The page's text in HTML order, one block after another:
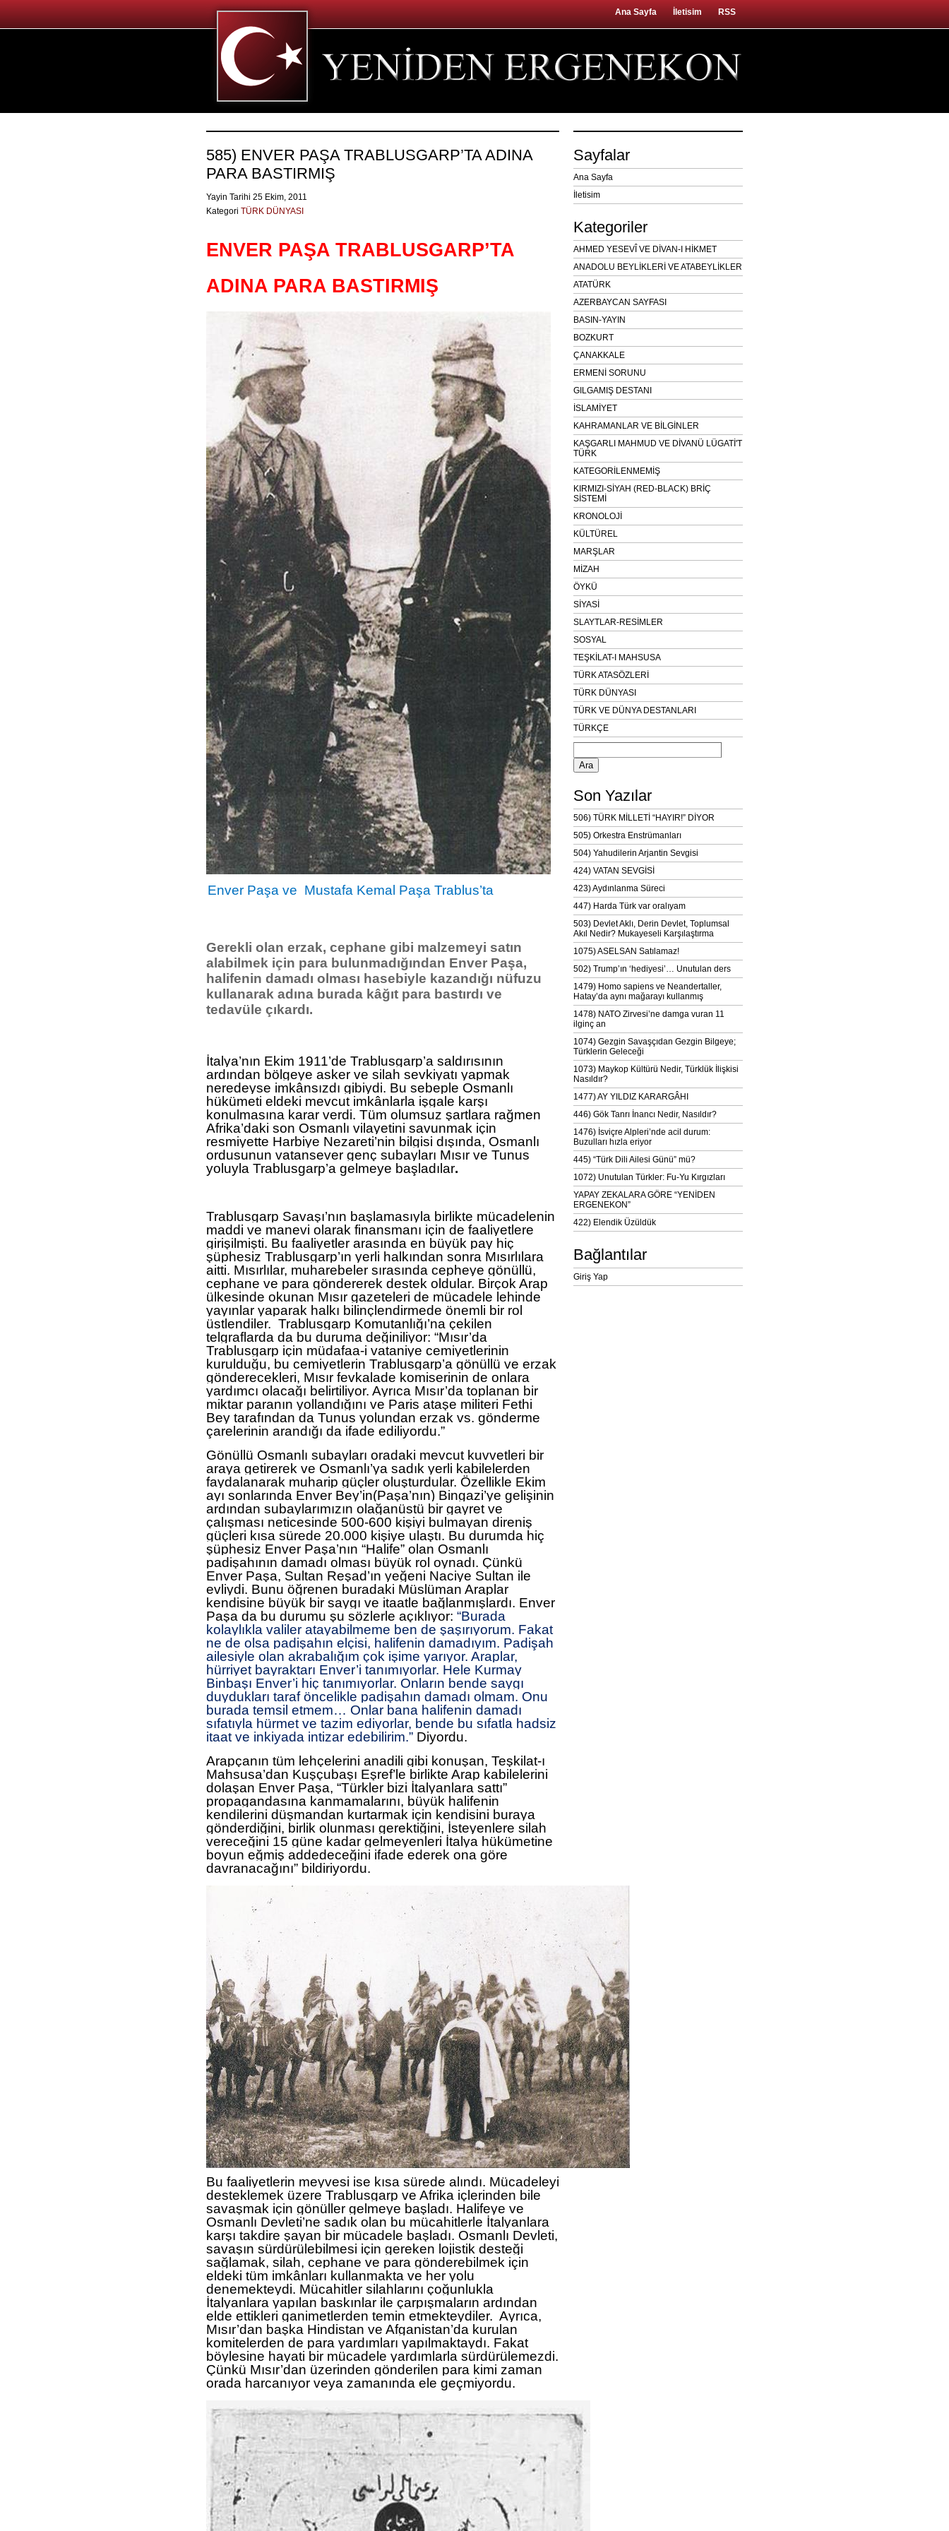
Ana Sayfa İletisim RSS
585) ENVER PAŞA TRABLUSGARP’TA ADINA
PARA BASTIRMIŞ
Yayin Tarihi 25 Ekim, 2011
Kategori TÜRK DÜNYASI
ENVER PAŞA TRABLUSGARP’TA
ADINA PARA BASTIRMIŞ
Enver Paşa ve Mustafa Kemal Paşa Trablus’ta
Gerekli olan erzak, cephane gibi malzemeyi satın
alabilmek için para bulunmadığından Enver Paşa,
halifenin damadı olması hasebiyle kazandığı nüfuzu
kullanarak adına burada kâğıt para bastırdı ve
tedavüle çıkardı.
İtalya’nın Ekim 1911’de Trablusgarp’a saldırısının
ardından bölgeye asker ve silah sevkiyatı yapmak
neredeyse imkânsızdı gibiydi. Bu sebeple Osmanlı
hükümeti eldeki mevcut imkânlarla işgale karşı
konulmasına karar verdi. Tüm olumsuz şartlara rağmen
Afrika’daki son Osmanlı vilayetini savunmak için
resmiyette Harbiye Nezareti’nin bilgisi dışında, Osmanlı
ordusunun vatansever genç subayları Mısır ve Tunus
yoluyla Trablusgarp’a gelmeye başladılar.
Trablusgarp Savaşı’nın başlamasıyla birlikte mücadelenin
maddi ve manevi olarak finansmanı için de faaliyetlere
girişilmişti. Bu faaliyetler arasında en büyük pay hiç
şüphesiz Trablusgarp’ın yerli halkından sonra Mısırlılara
aitti. Mısırlılar, muharebeler sırasında cepheye gönüllü,
cephane ve para göndererek destek oldular. Birçok Arap
ülkesinde okunan Mısır gazeteleri de mücadele lehinde
yayınlar yaparak halkı bilinçlendirmede önemli bir rol
üstlendiler. Trablusgarp Komutanlığı’na çekilen
telgraflarda da bu duruma değiniliyor: “Mısır’da
Trablusgarp için müdafaa-i vataniye cemiyetlerinin
kurulduğu, bu cemiyetlerin Trablusgarp’a gönüllü ve erzak
gönderecekleri, Mısır fevkalade komiserinin de onlara
yardımcı olacağı belirtiliyor. Ayrıca Mısır’da toplanan bir
miktar paranın yollandığını ve Paris ataşe militeri Fethi
Bey tarafından da Tunus yolundan erzak vs. gönderme
çarelerinin arandığı da ifade ediliyordu.”
Gönüllü Osmanlı subayları oradaki mevcut kuvvetleri bir
araya getirerek ve Osmanlı’ya sadık yerli kabilelerden
faydalanarak muharip güçler oluşturdular. Özellikle Ekim
ayı sonlarında Enver Bey’in(Paşa’nın) Bingazi’ye gelişinin
ardından subaylarımızın olağanüstü bir gayret ve
çalışması neticesinde 500-600 kişiyi bulmayan direniş
güçleri kısa sürede 20.000 kişiye ulaştı. Bu durumda hiç
şüphesiz Enver Paşa’nın “Halife” olan Osmanlı
padişahının damadı olması büyük rol oynadı. Çünkü
Enver Paşa, Sultan Reşad’ın yeğeni Naciye Sultan ile
evliydi. Bunu öğrenen buradaki Müslüman Araplar
kendisine büyük bir saygı ve itaatle bağlanmışlardı. Enver
Paşa da bu durumu şu sözlerle açıklıyor: “Burada
kolaylıkla valiler atayabilmeme ben de şaşırıyorum. Fakat
ne de olsa padişahın elçisi, halifenin damadıyım. Padişah
ailesiyle olan akrabalığım çok işime yarıyor. Araplar,
hürriyet bayraktarı Enver’i tanımıyorlar. Hele Kurmay
Binbaşı Enver’i hiç tanımıyorlar. Onların bende saygı
duydukları taraf öncelikle padişahın damadı olmam. Onu
burada temsil etmem… Onlar bana halifenin damadı
sıfatıyla hürmet ve tazim ediyorlar, bende bu sıfatla hadsiz
itaat ve inkiyada intizar edebilirim.” Diyordu.
Arapçanın tüm lehçelerini anadili gibi konuşan, Teşkilat-ı
Mahsusa’dan Kuşçubaşı Eşref’le birlikte Arap kabilelerini
dolaşan Enver Paşa, “Türkler bizi İtalyanlara sattı”
propagandasına kanmamalarını, büyük halifenin
kendilerini düşmandan kurtarmak için kendisini buraya
gönderdiğini, birlik olunması gerektiğini, İsteyenlere silah
vereceğini 15 güne kadar gelmeyenleri İtalya hükümetine
boyun eğmiş addedeceğini ifade ederek ona göre
davranacağını” bildiriyordu.
Bu faaliyetlerin meyvesi ise kısa sürede alındı. Mücadeleyi
desteklemek üzere Trablusgarp ve Afrika içlerinden bile
savaşmak için gönüller gelmeye başladı. Halifeye ve
Osmanlı Devleti’ne sadık olan bu mücahitlerle İtalyanlara
karşı takdire şayan bir mücadele başladı. Osmanlı Devleti,
savaşın sürdürülebilmesi için gereken lojistik desteği
sağlamak, silah, cephane ve para gönderebilmek için
eldeki tüm imkânları kullanmakta ve her yolu
denemekteydi. Mücahitler silahlarını çoğunlukla
İtalyanlara yapılan baskınlar ile çarpışmaların ardından
elde ettikleri ganimetlerden temin etmekteydiler. Ayrıca,
Mısır’dan başka Hindistan ve Afganistan’da kurulan
komitelerden de para yardımları yapılmaktaydı. Fakat
böylesine hayati bir mücadele yardımlarla sürdürülemezdi.
Çünkü Mısır’dan üzerinden gönderilen para kimi zaman
orada harcanıyor veya zamanında ele geçmiyordu.
Sayfalar
Ana Sayfa
İletisim
Kategoriler
AHMED YESEVÎ VE DİVAN-I HİKMET
ANADOLU BEYLİKLERİ VE ATABEYLİKLER
ATATÜRK
AZERBAYCAN SAYFASI
BASIN-YAYIN
BOZKURT
ÇANAKKALE
ERMENİ SORUNU
GILGAMIŞ DESTANI
İSLAMİYET
KAHRAMANLAR VE BİLGİNLER
KAŞGARLI MAHMUD VE DİVANÜ LÜGATİ'T
TÜRK
KATEGORİLENMEMİŞ
KIRMIZI-SİYAH (RED-BLACK) BRİÇ
SİSTEMİ
KRONOLOJİ
KÜLTÜREL
MARŞLAR
MİZAH
ÖYKÜ
SİYASİ
SLAYTLAR-RESİMLER
SOSYAL
TEŞKİLAT-I MAHSUSA
TÜRK ATASÖZLERİ
TÜRK DÜNYASI
TÜRK VE DÜNYA DESTANLARI
TÜRKÇE
Arama:
Son Yazılar
506) TÜRK MİLLETİ “HAYIR!” DİYOR
505) Orkestra Enstrümanları
504) Yahudilerin Arjantin Sevgisi
424) VATAN SEVGİSİ
423) Aydınlanma Süreci
447) Harda Türk var oralıyam
503) Devlet Aklı, Derin Devlet, Toplumsal
Akıl Nedir? Mukayeseli Karşılaştırma
1075) ASELSAN Satılamaz!
502) Trump’ın ‘hediyesi’… Unutulan ders
1479) Homo sapiens ve Neandertaller,
Hatay’da aynı mağarayı kullanmış
1478) NATO Zirvesi’ne damga vuran 11
ilginç an
1074) Gezgin Savaşçıdan Gezgin Bilgeye;
Türklerin Geleceği
1073) Maykop Kültürü Nedir, Türklük İlişkisi
Nasıldır?
1477) AY YILDIZ KARARGÂHI
446) Gök Tanrı İnancı Nedir, Nasıldır?
1476) İsviçre Alpleri’nde acil durum:
Buzulları hızla eriyor
445) “Türk Dili Ailesi Günü” mü?
1072) Unutulan Türkler: Fu-Yu Kırgızları
YAPAY ZEKALARA GÖRE “YENİDEN
ERGENEKON”
422) Elendik Üzüldük
Bağlantılar
Giriş Yap